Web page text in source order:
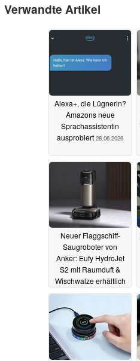
Verwandte Artikel
Alexa+, die Lügnerin?
Amazons neue
Sprachassistentin
ausprobiert 28.06.2026
Neuer Flaggschiff-
Saugroboter von
Anker: Eufy HydroJet
S2 mit Raumduft &
Wischwalze erhältlich
22.05.2026